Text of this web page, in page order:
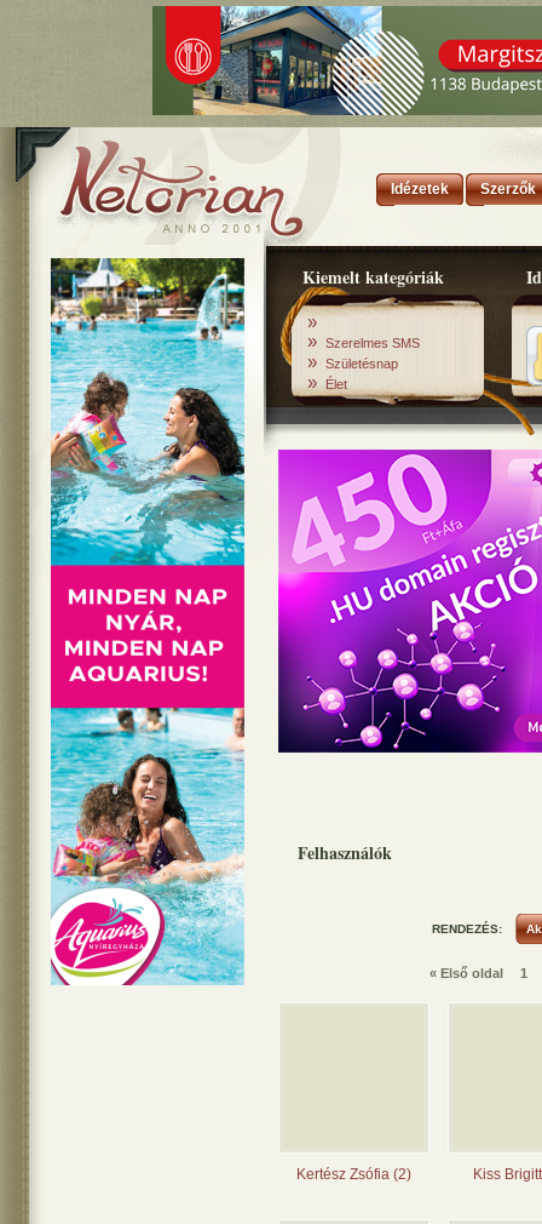
Idézetek Szerzők
Kiemelt kategóriák
»
» Szerelmes SMS
» Születésnap
» Élet
Felhasználók
RENDEZÉS:
« Első oldal 1
Kertész Zsófia (2) Kiss